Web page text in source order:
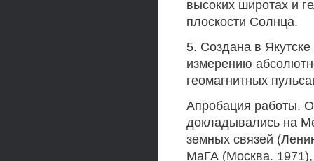
высоких широтах и
плоскости Солнца.
5. Создана в
измерению
геомагнитных
Апробация работы.
докладывались на
земных связей
МаГА (Москва.